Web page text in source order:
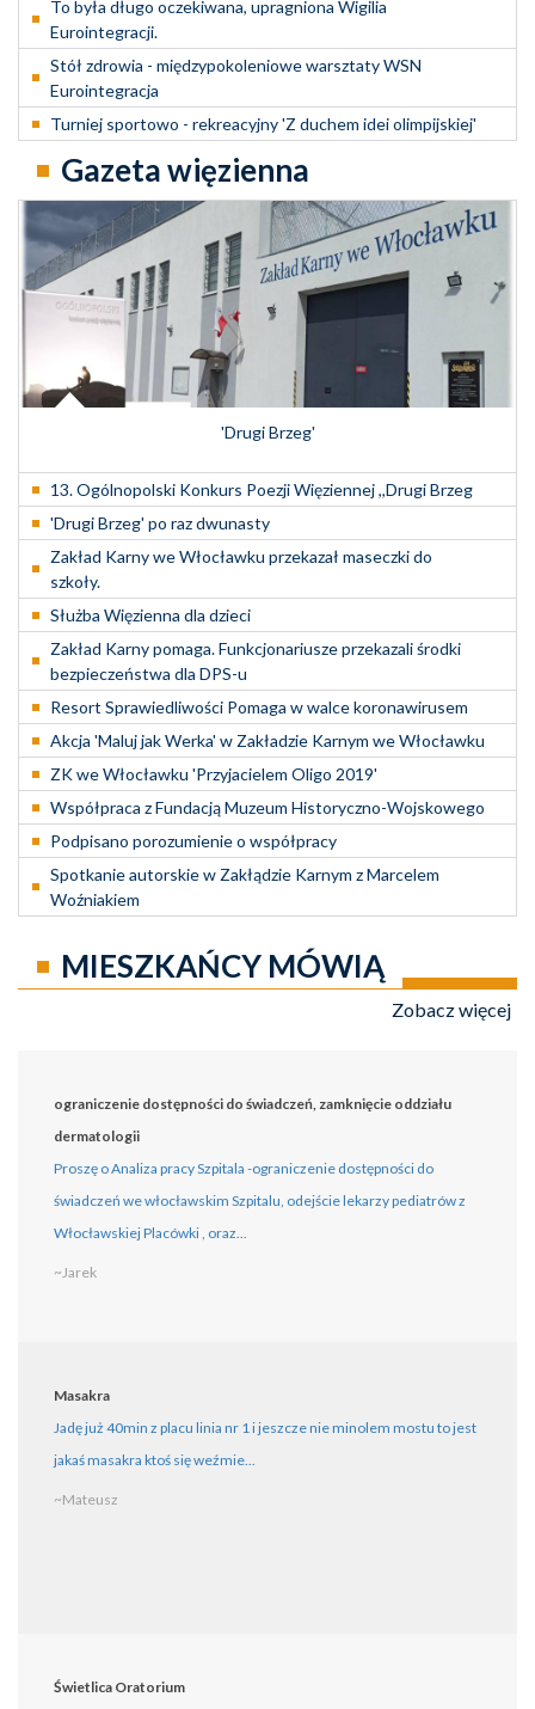
To była długo oczekiwana, upragniona Wigilia
Eurointegracji.
Stół zdrowia - międzypokoleniowe warsztaty WSN
Eurointegracja
Turniej sportowo - rekreacyjny 'Z duchem idei olimpijskiej'
Gazeta więzienna
'Drugi Brzeg'
13. Ogólnopolski Konkurs Poezji Więziennej ,,Drugi Brzeg
'Drugi Brzeg' po raz dwunasty
Zakład Karny we Włocławku przekazał maseczki do
szkoły.
Służba Więzienna dla dzieci
Zakład Karny pomaga. Funkcjonariusze przekazali środki
bezpieczeństwa dla DPS-u
Resort Sprawiedliwości Pomaga w walce koronawirusem
Akcja 'Maluj jak Werka' w Zakładzie Karnym we Włocławku
ZK we Włocławku 'Przyjacielem Oligo 2019'
Współpraca z Fundacją Muzeum Historyczno-Wojskowego
Podpisano porozumienie o współpracy
Spotkanie autorskie w Zakłądzie Karnym z Marcelem
Woźniakiem
MIESZKAŃCY MÓWIĄ
Zobacz więcej
ograniczenie dostępności do świadczeń, zamknięcie oddziału
dermatologii
Proszę o Analiza pracy Szpitala -ograniczenie dostępności do
świadczeń we włocławskim Szpitalu, odejście lekarzy pediatrów z
Włocławskiej Placówki , oraz...
~Jarek
Masakra
Jadę już 40min z placu linia nr 1 i jeszcze nie minolem mostu to jest
jakaś masakra ktoś się weźmie...
~Mateusz
Świetlica Oratorium